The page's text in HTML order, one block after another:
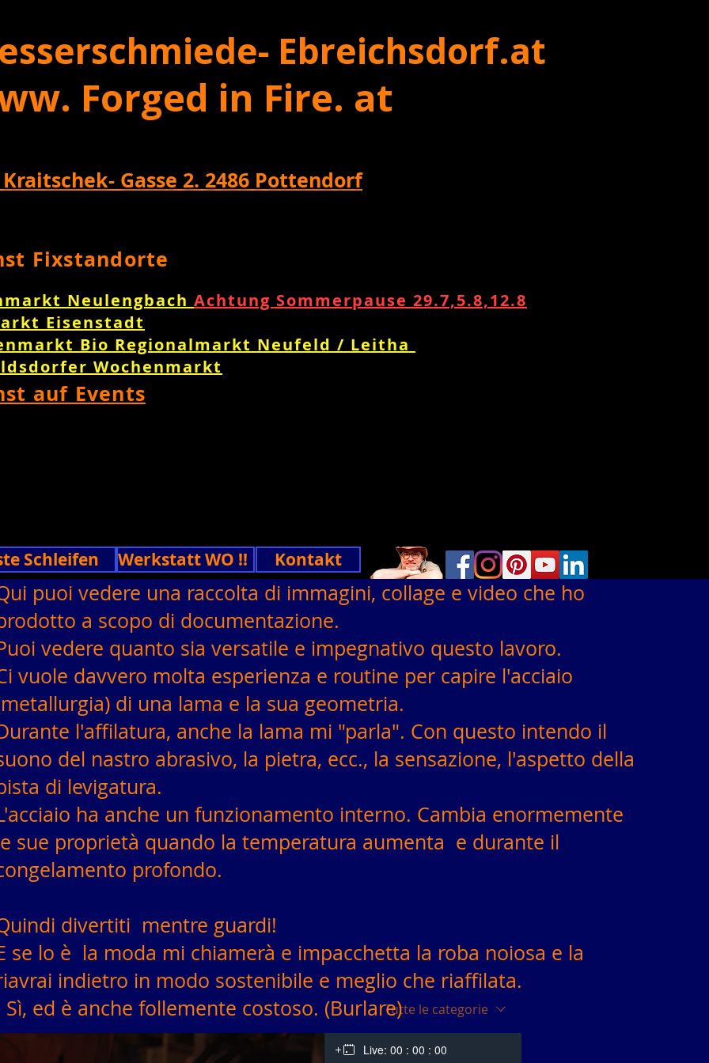
Ebreichsdorf.at
Forged in Fire. at
Gasse 2. 2486 Pottendorf
Fixstandorte
Neulengbach Achtung Sommerpause 29.7,5.8,12.8
Eisenstadt
Bio Regionalmarkt Neufeld / Leitha
Wochenmarkt
auf Events
Schleifen Werkstatt WO !! Kontakt
puoi vedere una raccolta di immagini, collage e video che ho
a scopo di documentazione.
vedere quanto sia versatile e impegnativo questo lavoro.
vuole davvero molta esperienza e routine per capire l'acciaio
di una lama e la sua geometria.
l'affilatura, anche la lama mi "parla". Con questo intendo il
del nastro abrasivo, la pietra, ecc., la sensazione, l'aspetto della
di levigatura.
ha anche un funzionamento interno. Cambia enormemente
sue proprietà quando la temperatura aumenta e durante il
profondo.
divertiti mentre guardi!
se lo è la moda mi chiamerà e impacchetta la roba noiosa e la
indietro in modo sostenibile e meglio che riaffilata.
Sì, ed è anche follemente costoso. (Burlare)Tutte le categorie
Live: 00 : 00 : 00